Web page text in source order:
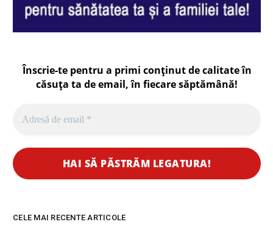
Înscrie-te pentru a primi conținut de calitate în
căsuța ta de email, în fiecaresăptămână!
CELE MAI RECENTE ARTICOLE